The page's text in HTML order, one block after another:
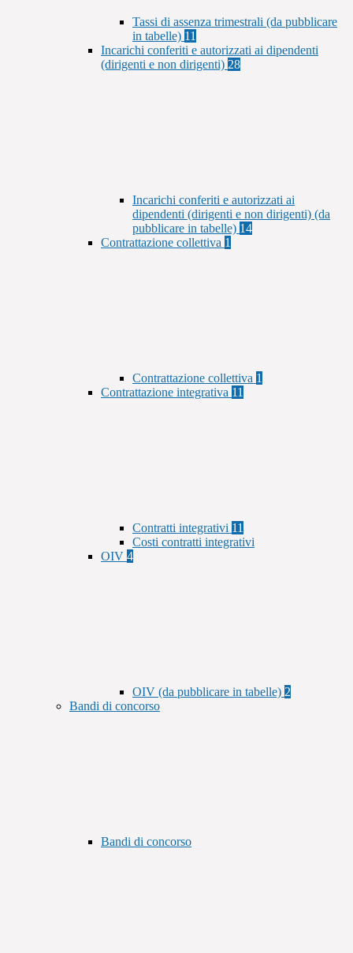
Tassi di assenza trimestrali (da pubblicare
in tabelle) 11
Incarichi conferiti e autorizzati ai dipendenti
(dirigenti e non dirigenti) 28
Incarichi conferiti e autorizzati ai
dipendenti (dirigenti e non dirigenti) (da
pubblicare in tabelle) 14
Contrattazione collettiva 1
Contrattazione collettiva 1
Contrattazione integrativa 11
Contratti integrativi 11
Costi contratti integrativi
OIV 4
OIV (da pubblicare in tabelle) 2
Bandi di concorso
Bandi di concorso